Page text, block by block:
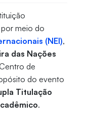
meio do
(NEI),
das Nações
de
do evento
Titulação
.